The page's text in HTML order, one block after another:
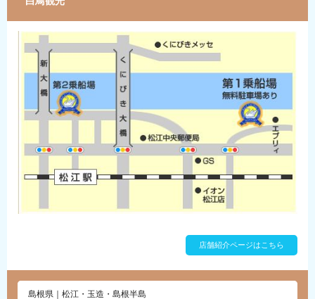
店舗紹介ページはこちら
島根県｜松江・玉造・島根半島